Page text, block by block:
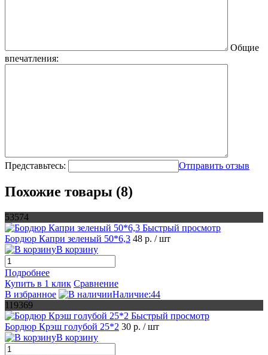
Общие
впечатления:
Представьтесь: Отправить отзыв
Похожие товары (8)
53574
Быстрый просмотр
Бордюр Капри зеленый 50*6,3 48 р. / шт
В корзину
Подробнее
Купить в 1 клик Сравнение
В избранное
Наличие:44
119369
Быстрый просмотр
Бордюр Крэш голубой 25*2 30 р. / шт
В корзину